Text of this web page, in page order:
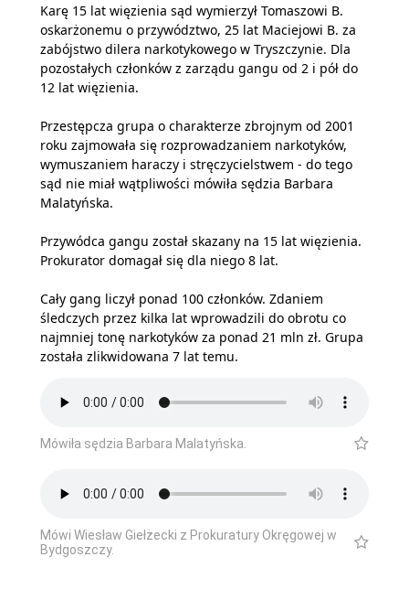
Karę 15 lat więzienia sąd wymierzył Tomaszowi B.
oskarżonemu o przywództwo, 25 lat Maciejowi B. za
zabójstwo dilera narkotykowego w Tryszczynie. Dla
pozostałych członków z zarządu gangu od 2 i pół do
12 lat więzienia.
Przestępcza grupa o charakterze zbrojnym od 2001
roku zajmowała się rozprowadzaniem narkotyków,
wymuszaniem haraczy i stręczycielstwem - do tego
sąd nie miał wątpliwości mówiła sędzia Barbara
Malatyńska.
Przywódca gangu został skazany na 15 lat więzienia.
Prokurator domagał się dla niego 8 lat.
Cały gang liczył ponad 100 członków. Zdaniem
śledczych przez kilka lat wprowadzili do obrotu co
najmniej tonę narkotyków za ponad 21 mln zł. Grupa
została zlikwidowana 7 lat temu.
Mówiła sędzia Barbara Malatyńska.
Mówi Wiesław Giełżecki z Prokuratury Okręgowej w
Bydgoszczy.